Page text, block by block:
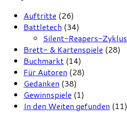
Auftritte (26)
Battletech (34)
Silent-Reapers-Zyklus
Brett- & Kartenspiele (28)
Buchmarkt (14)
Für Autoren (28)
Gedanken (38)
Gewinnspiele (1)
In den Weiten gefunden (11)